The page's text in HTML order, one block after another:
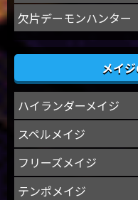
欠片デーモンハンター
メイ
ハイランダーメイジ
スペルメイジ
フリーズメイジ
テンポメイジ